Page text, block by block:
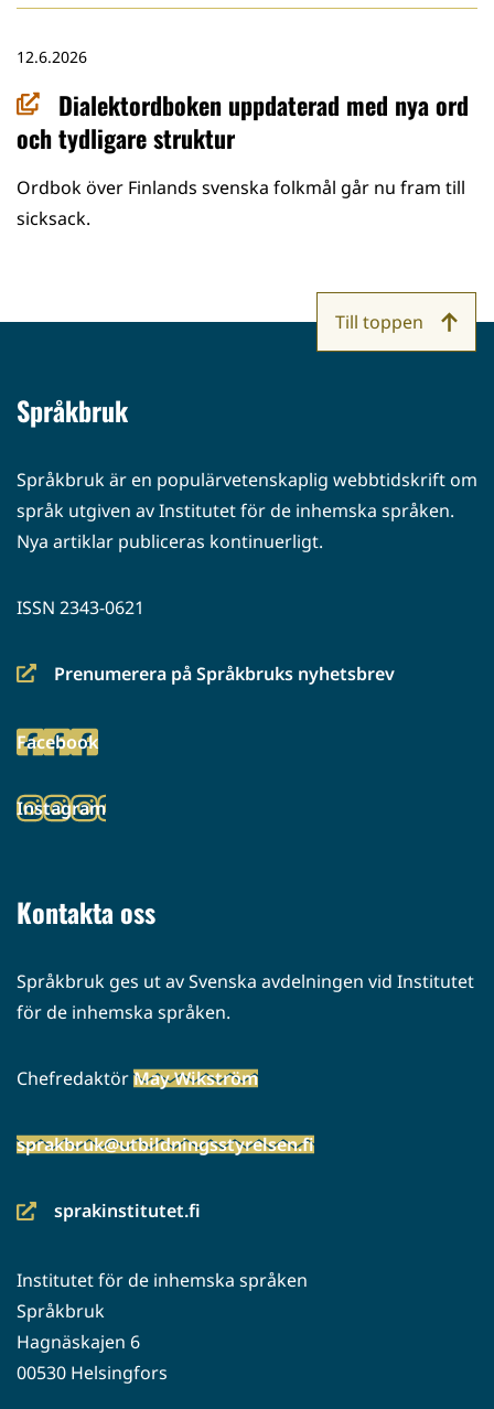
Dialektordboken uppdaterad med nya ord
och tydligare struktur
12.6.2026
Ordbok över Finlands svenska folkmål går nu fram till
sicksack.
Språkbruk
Språkbruk är en populärvetenskaplig webbtidskrift om
språk utgiven av Institutet för de inhemska språken.
Nya artiklar publiceras kontinuerligt.
ISSN 2343-0621
Prenumerera på Språkbruks nyhetsbrev
(siirryt
palveluun)
Facebook
(siirryt
palveluun)
Instagram
(siirryt
Kontakta oss
Språkbruk ges ut av Svenska avdelningen vid Institutet
för de inhemska språken.
ChefredaktörMay Wikström
sprakbruk@utbildningsstyrelsen.fi
sprakinstitutet.fi
(siirryt
palveluun)
Institutet för de inhemska språken
Språkbruk
Hagnäskajen 6
00530 Helsingfors
Till toppen